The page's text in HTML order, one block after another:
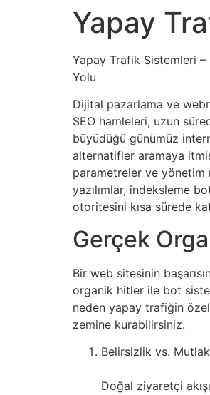
Yapay
Yapay Trafik Sistemleri –
Yolu
Dijital pazarlama ve
SEO hamleleri, uzun
büyüdüğü günümüz
alternatifler aramaya
parametreler ve yönetim
yazılımlar, indeksleme
otoritesini kısa sürede
Gerçek
Bir web sitesinin
organik hitler ile bot
neden yapay trafiğin
zemine kurabilirsiniz.
Belirsizlik vs.
Doğal ziyaretçi